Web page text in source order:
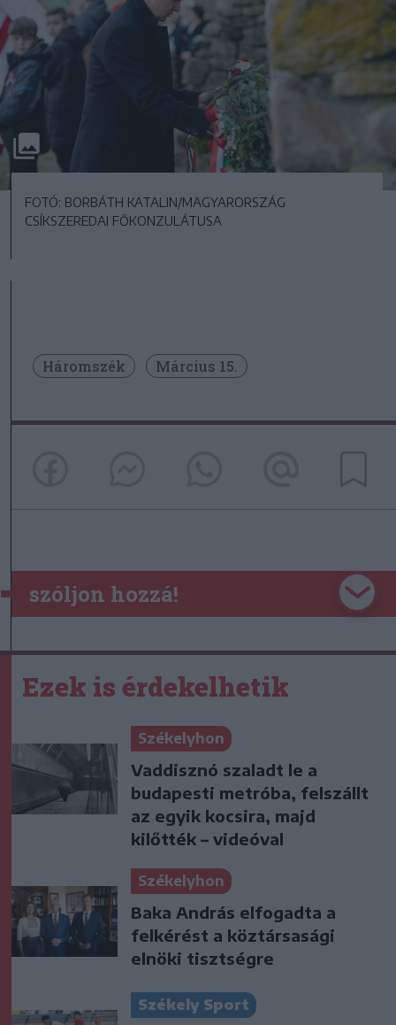
FOTÓ: BORBÁTH KATALIN/MAGYARORSZÁG
CSÍKSZEREDAI FŐKONZULÁTUSA
Háromszék Március 15.
szóljon hozzá!
Ezek is érdekelhetik
Székelyhon
Vaddisznó szaladt le a
budapesti metróba, felszállt
az egyik kocsira, majd
kilőtték – videóval
Székelyhon
Baka András elfogadta a
felkérést a köztársasági
elnöki tisztségre
Székely Sport